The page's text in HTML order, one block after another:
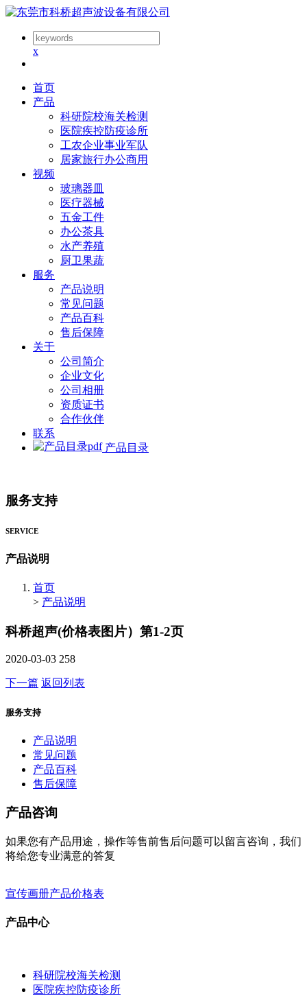
x
首页
产品
科研院校海关检测
医院疾控防疫诊所
工农企业事业军队
居家旅行办公商用
视频
玻璃器皿
医疗器械
五金工件
办公茶具
水产养殖
厨卫果蔬
服务
产品说明
常见问题
产品百科
售后保障
关于
公司简介
企业文化
公司相册
资质证书
合作伙伴
联系
产品目录
服务支持
SERVICE
产品说明
首页
> 产品说明
科桥超声(价格表图片）第1-2页
2020-03-03 258
下一篇 返回列表
服务支持
产品说明
常见问题
产品百科
售后保障
产品咨询
如果您有产品用途，操作等售前售后问题可以留言咨询，我们
将给您专业满意的答复
宣传画册产品价格表
产品中心
科研院校海关检测
医院疾控防疫诊所